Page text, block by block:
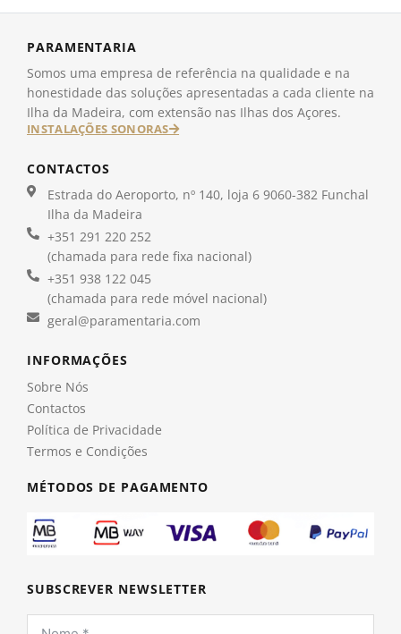
PARAMENTARIA
Somos uma empresa de referência na qualidade e na
honestidade das soluções apresentadas a cada cliente na
Ilha da Madeira, com extensão nas Ilhas dos Açores.
INSTALAÇÕES SONORAS
CONTACTOS
Estrada do Aeroporto, nº 140, loja 6 9060-382 Funchal
Ilha da Madeira
+351 291 220 252
(chamada para rede fixa nacional)
+351 938 122 045
(chamada para rede móvel nacional)
geral@paramentaria.com
INFORMAÇÕES
Sobre Nós
Contactos
Política de Privacidade
Termos e Condições
MÉTODOS DE PAGAMENTO
SUBSCREVER NEWSLETTER